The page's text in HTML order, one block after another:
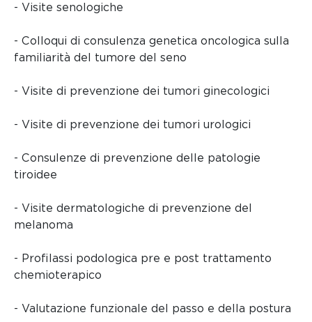
- Visite senologiche
- Colloqui di consulenza genetica oncologica sulla
familiarità del tumore del seno
- Visite di prevenzione dei tumori ginecologici
- Visite di prevenzione dei tumori urologici
- Consulenze di prevenzione delle patologie
tiroidee
- Visite dermatologiche di prevenzione del
melanoma
- Profilassi podologica pre e post trattamento
chemioterapico
- Valutazione funzionale del passo e della postura